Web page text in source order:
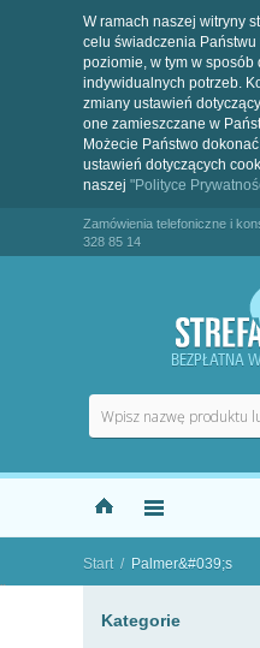
W ramach naszej witryny
celu świadczenia Państwu
poziomie, w tym w sposób
indywidualnych potrzeb.
zmiany ustawień
one zamieszczane w
Możecie Państwo
ustawień dotyczących
naszej "Polityce
Zamówienia telefoniczne i
328 85 14
BEZPŁATNA
Start / Palmer&#039;s
"
Kategorie